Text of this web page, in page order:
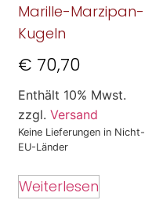
Marille-Marzipan-
Kugeln
€ 70,70
Enthält 10% Mwst.
zzgl.Versand
Keine Lieferungen in Nicht-
EU-Länder
Weiterlesen